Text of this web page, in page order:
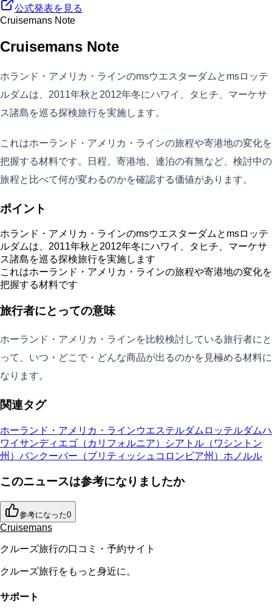
公式発表を見る
Cruisemans Note
Cruisemans Note
ホランド・アメリカ・ラインのmsウエスターダムとmsロッテ
ルダムは、2011年秋と2012年冬にハワイ、タヒチ、マーケサ
ス諸島を巡る探検旅行を実施します。
これはホーランド・アメリカ・ラインの旅程や寄港地の変化を
把握する材料です。日程、寄港地、連泊の有無など、検討中の
旅程と比べて何が変わるのかを確認する価値があります。
ポイント
ホランド・アメリカ・ラインのmsウエスターダムとmsロッテ
ルダムは、2011年秋と2012年冬にハワイ、タヒチ、マーケサ
ス諸島を巡る探検旅行を実施します
これはホーランド・アメリカ・ラインの旅程や寄港地の変化を
把握する材料です
旅行者にとっての意味
ホーランド・アメリカ・ラインを比較検討している旅行者にと
って、いつ・どこで・どんな商品が出るのかを見極める材料に
なります。
関連タグ
ホーランド・アメリカ・ラインウエステルダム ロッテルダムハ
ワイサンディエゴ（カリフォルニア）
シアトル（ワシントン
州） バンクーバー（ブリティッシュコロンビア州） ホノルル
このニュースは参考になりましたか
参考になった0
Cruisemans
クルーズ旅行の口コミ・予約サイト
クルーズ旅行をもっと身近に。
サポート